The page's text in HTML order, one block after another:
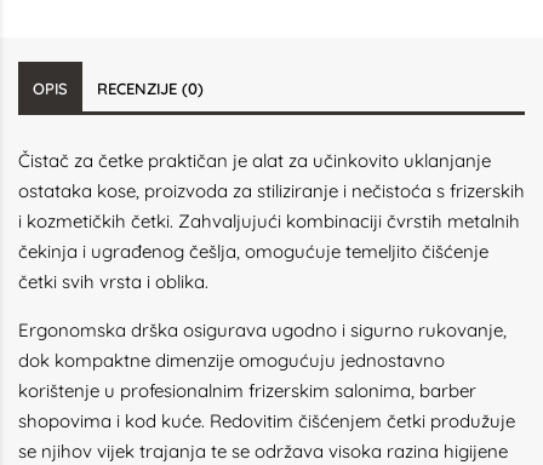
OPIS RECENZIJE (0)
Čistač za četke praktičan je alat za učinkovito uklanjanje
ostataka kose, proizvoda za stiliziranje i nečistoća s frizerskih
i kozmetičkih četki. Zahvaljujući kombinaciji čvrstih metalnih
čekinja i ugrađenog češlja, omogućuje temeljito čišćenje
četki svih vrsta i oblika.
Ergonomska drška osigurava ugodno i sigurno rukovanje,
dok kompaktne dimenzije omogućuju jednostavno
korištenje u profesionalnim frizerskim salonima, barber
shopovima i kod kuće. Redovitim čišćenjem četki produžuje
se njihov vijek trajanja te se održava visoka razina higijene